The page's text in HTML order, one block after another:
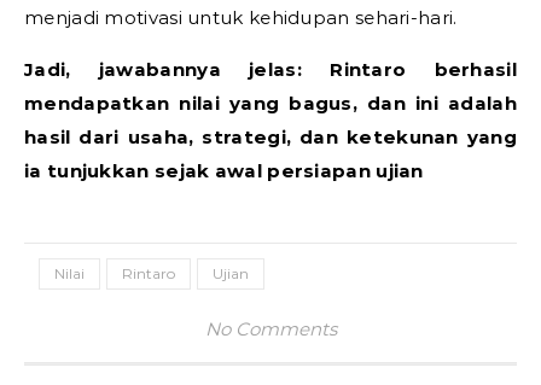
menjadi motivasi untuk kehidupan sehari-hari.
Jadi, jawabannya jelas: Rintaro berhasil
mendapatkan nilai yang bagus, dan ini adalah
hasil dari usaha, strategi, dan ketekunan yang
ia tunjukkan sejak awal persiapan ujian
Nilai Rintaro Ujian
No Comments